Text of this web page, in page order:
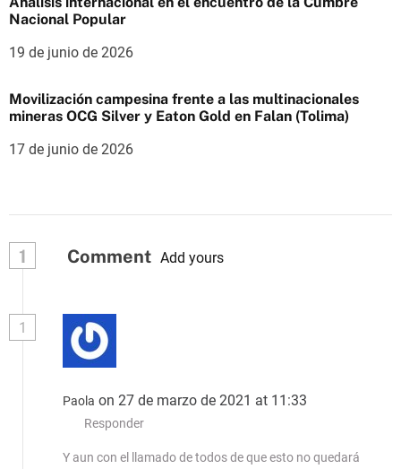
Nacional Popular
19 de junio de 2026
Movilización campesina frente a las multinacionales
mineras OCG Silver y Eaton Gold en Falan (Tolima)
17 de junio de 2026
1 Comment Add yours
1
Paola on 27 de marzo de 2021 at 11:33
Responder
Y aun con el llamado de todos de que esto no quedará